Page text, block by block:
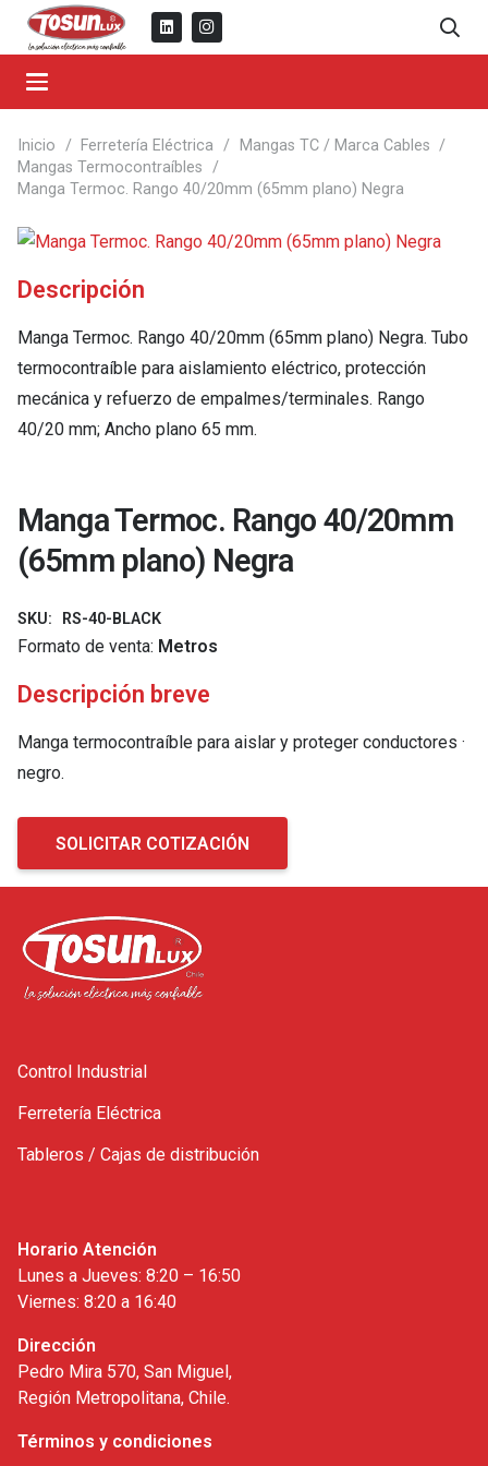
Inicio / Ferretería Eléctrica / Mangas TC / Marca Cables /
Mangas Termocontraíbles /
Manga Termoc. Rango 40/20mm (65mm plano) Negra
Descripción
Manga Termoc. Rango 40/20mm (65mm plano) Negra. Tubo
termocontraíble para aislamiento eléctrico, protección
mecánica y refuerzo de empalmes/terminales. Rango
40/20 mm; Ancho plano 65 mm.
Manga Termoc. Rango 40/20mm
(65mm plano) Negra
SKU: RS-40-BLACK
Formato de venta: Metros
Descripción breve
Manga termocontraíble para aislar y proteger conductores ·
negro.
SOLICITAR COTIZACIÓN
Control Industrial
Ferretería Eléctrica
Tableros / Cajas de distribución
Horario Atención
Lunes a Jueves: 8:20 – 16:50
Viernes: 8:20 a 16:40
Dirección
Pedro Mira 570, San Miguel,
Región Metropolitana, Chile.
Términos y condiciones